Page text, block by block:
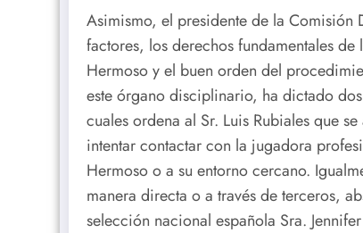
Asimismo, el presidente de la
factores, los derechos fundamentales
Hermoso y el buen orden del
este órgano disciplinario, ha dictado
cuales ordena al Sr. Luis Rubiales que
intentar contactar con la jugadora
Hermoso o a su entorno cercano.
manera directa o a través de terceros,
selección nacional española Sra.